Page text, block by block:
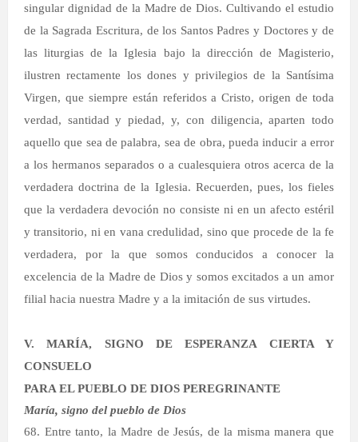
singular dignidad de la Madre de Dios. Cultivando el estudio
de la Sagrada Escritura, de los Santos Padres y Doctores y de
las liturgias de la Iglesia bajo la dirección de Magisterio,
ilustren rectamente los dones y privilegios de la Santísima
Virgen, que siempre están referidos a Cristo, origen de toda
verdad, santidad y piedad, y, con diligencia, aparten todo
aquello que sea de palabra, sea de obra, pueda inducir a error
a los hermanos separados o a cualesquiera otros acerca de la
verdadera doctrina de la Iglesia. Recuerden, pues, los fieles
que la verdadera devoción no consiste ni en un afecto estéril
y transitorio, ni en vana credulidad, sino que procede de la fe
verdadera, por la que somos conducidos a conocer la
excelencia de la Madre de Dios y somos excitados a un amor
filial hacia nuestra Madre y a la imitación de sus virtudes.
V. MARÍA, SIGNO DE ESPERANZA CIERTA Y
CONSUELO
PARA EL PUEBLO DE DIOS PEREGRINANTE
María, signo del pueblo de Dios
68. Entre tanto, la Madre de Jesús, de la misma manera que